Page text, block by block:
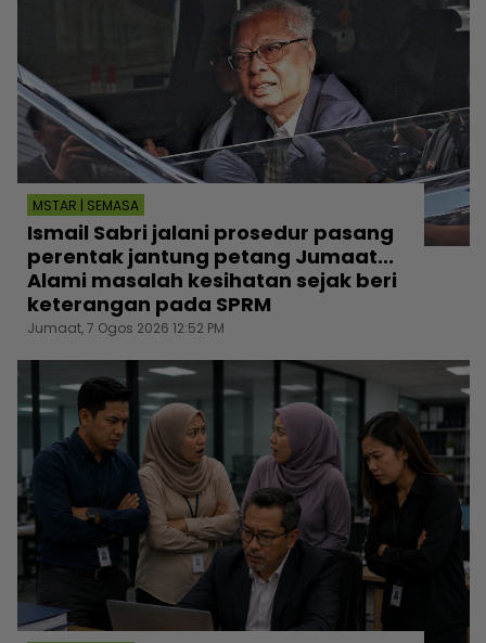
MSTAR | SEMASA
Ismail Sabri jalani prosedur pasang
perentak jantung petang Jumaat...
Alami masalah kesihatan sejak beri
keterangan pada SPRM
Jumaat, 7 Ogos 2026 12:52 PM